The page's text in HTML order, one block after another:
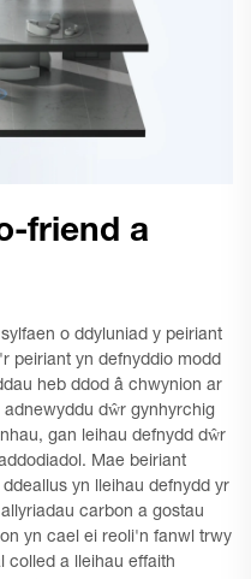
friend a
o ddyluniad y peiriant
peiriant yn defnyddio modd
heb ddod â chwynion ar
dŵr gynhyrchig
gan leihau defnydd dŵr
Mae beiriant
yn lleihau defnydd yr
carbon a gostau
yn cael ei reoli'n fanwl trwy
colled a lleihau effaith